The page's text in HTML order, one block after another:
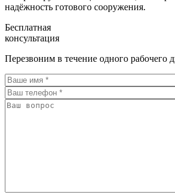
надёжность готового сооружения.
Бесплатная
консультация
Перезвоним в течение одного рабочего